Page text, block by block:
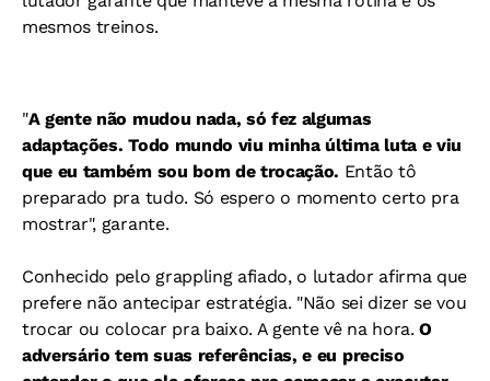
mesmos treinos.
"A gente não mudou nada, só fez algumas
adaptações. Todo mundo viu minha última luta e viu
que eu também sou bom de trocação. Então tô
preparado pra tudo. Só espero o momento certo pra
mostrar", garante.
Conhecido pelo grappling afiado, o lutador afirma que
prefere não antecipar estratégia. "Não sei dizer se vou
trocar ou colocar pra baixo. A gente vê na hora.O
adversário tem suas referências, e eu preciso